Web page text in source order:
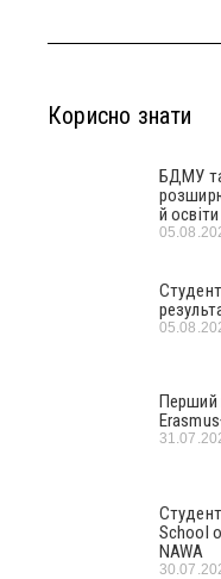
Корисно знати
БДМУ
й освіти
Перший
School
NAWA